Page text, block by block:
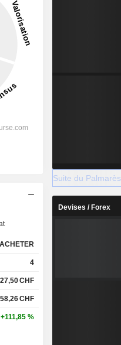
ACHETER
4
27,50CHF
58,26CHF
+111,85 %
Suite du Palmarès
Devises / Forex